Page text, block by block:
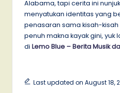
Alabama, tapi cerita ini
menyatukan identitas yang
penasaran sama kisah-kisah
penuh makna kayak gini, yuk
di Lemo Blue – Berita Musik
Last updated on August 18,